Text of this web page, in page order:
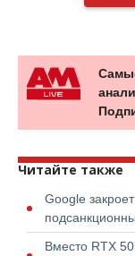
Читайте также
Google
Вместо RTX